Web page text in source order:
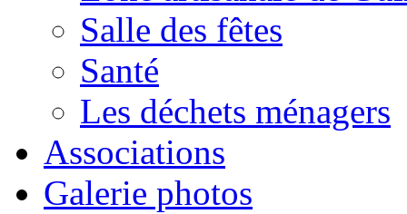
Salle des fêtes
Santé
Les déchets ménagers
Associations
Galerie photos